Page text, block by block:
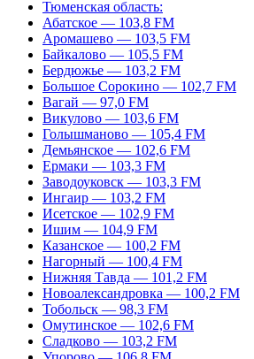
Тюменская область:
Абатское — 103,8 FM
Аромашево — 103,5 FM
Байкалово — 105,5 FM
Бердюжье — 103,2 FM
Большое Сорокино — 102,7 FM
Вагай — 97,0 FM
Викулово — 103,6 FM
Голышманово — 105,4 FM
Демьянское — 102,6 FM
Ермаки — 103,3 FM
Заводоуковск — 103,3 FM
Ингаир — 103,2 FM
Исетское — 102,9 FM
Ишим — 104,9 FM
Казанское — 100,2 FM
Нагорный — 100,4 FM
Нижняя Тавда — 101,2 FM
Новоалександровка — 100,2 FM
Тобольск — 98,3 FM
Омутинское — 102,6 FM
Сладково — 103,2 FM